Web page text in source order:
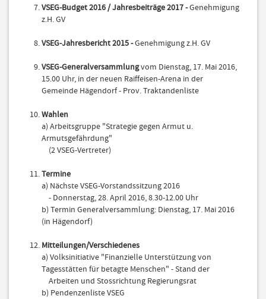
VSEG-Budget 2016 / Jahresbeiträge 2017 -Genehmigung
z.H. GV
VSEG-Jahresbericht 2015 -Genehmigung z.H. GV
VSEG-Generalversammlungvom Dienstag, 17. Mai 2016,
15.00 Uhr, in der neuen Raiffeisen-Arena in der
Gemeinde Hägendorf - Prov. Traktandenliste
Wahlen
a) Arbeitsgruppe "Strategie gegen Armut u.
Armutsgefährdung"
(2 VSEG-Vertreter)
Termine
a) Nächste VSEG-Vorstandssitzung 2016
- Donnerstag, 28. April 2016, 8.30-12.00 Uhr
b) Termin Generalversammlung: Dienstag, 17. Mai 2016
(in Hägendorf)
Mitteilungen/Verschiedenes
a) Volksinitiative "Finanzielle Unterstützung von
Tagesstätten für betagte Menschen" - Stand der
Arbeiten und Stossrichtung Regierungsrat
b) Pendenzenliste VSEG